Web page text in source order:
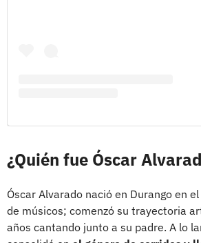
¿Quién fue Óscar
Óscar Alvarado nació en Durango en
de músicos; comenzó su trayectoria
años cantando junto a su padre. A lo